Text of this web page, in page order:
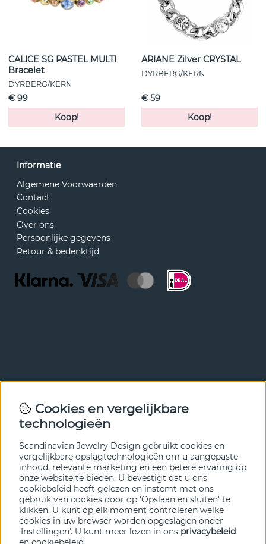
CALICE SG PASTEL MULTI
Bracelet
DYRBERG/KERN
€ 99
Koop!
ARIANE Zilver CRYSTAL
DYRBERG/KERN
€ 59
Koop!
Informatie
Algemene Voorwaarden
Contact
Cookies
Over ons
Persoonlijke gegevens
Retour & bedenktijd
Met onze nieuwsbrief ben je als eerste op de hoogte van
nieuws en aanbiedingen. Meld je hieronder aan.
VERZENDEN
Cookies en vergelijkbare
technologieën
Scandinavian Jewelry Design gebruikt cookies en
vergelijkbare opslagtechnologieën om u aangepaste
inhoud, relevante marketing en een betere ervaring op
onze website te bieden. U bevestigt dat u ons
cookiebeleid heeft gelezen en instemt met ons
gebruik van cookies door op 'Opslaan en sluiten' te
klikken. U kunt op elk moment controleren welke
cookies in uw browser worden opgeslagen onder
'Instellingen'. U kunt meer lezen in ons privacybeleid